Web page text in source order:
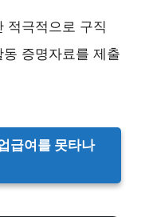
적극적으로 구직
증명자료를 제출
급여를 못타나